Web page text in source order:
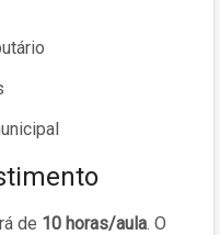
de 10 horas/aula. O